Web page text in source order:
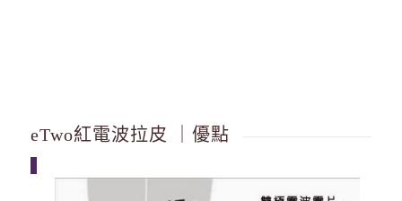
eTwo紅電波拉皮 ｜優點